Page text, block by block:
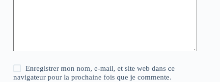
Enregistrer mon nom, e-mail, et site web dans ce
navigateur pour la prochaine fois que je commente.